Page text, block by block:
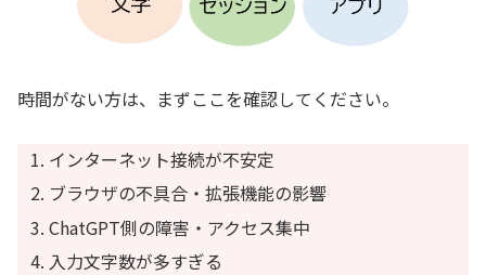
時間がない方は、まずここを確認してください。
インターネット接続が不安定
ブラウザの不具合・拡張機能の影響
ChatGPT側の障害・アクセス集中
入力文字数が多すぎる